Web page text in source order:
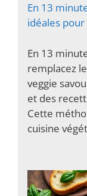
En 13
idéales
En 13
remplacez
veggie
et des
Cette
cuisine